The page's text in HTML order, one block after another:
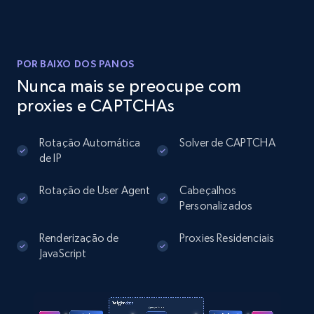
comments, Date posted, Likes, Photos, and
Instagram - Posts - Collects posts from a
specific URLs by using profile URL
comments, Date posted, Likes, Photos, and
more.
POR BAIXO DOS PANOS
Nunca mais se preocupe com
proxies e CAPTCHAs
Rotação Automática
de IP
Solver de CAPTCHA
Rotação de User Agent
Cabeçalhos
Personalizados
Renderização de
JavaScript
Proxies Residenciais